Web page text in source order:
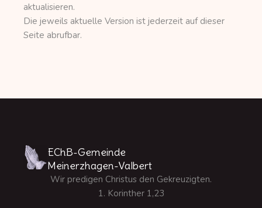
aktualisieren.
Die jeweils aktuelle Version ist jederzeit auf dieser
Seite abrufbar.
EChB-Gemeinde
Meinerzhagen-Valbert
Wir predigen Christus den Gekreuzigten.
1. Korinther 1,23